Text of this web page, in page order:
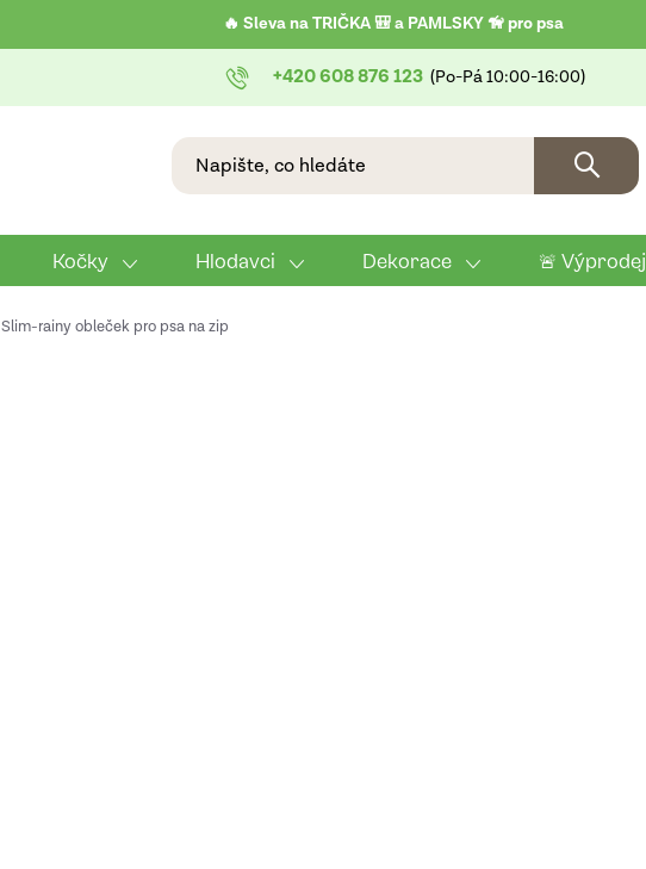
🔥 Sleva na TRIČKA 🎒 a PAMLSKY 🦮 pro psa
+420 608 876 123
Kočky Hlodavci Dekorace 🚨 Výprodej
Slim-rainy obleček pro psa na zip